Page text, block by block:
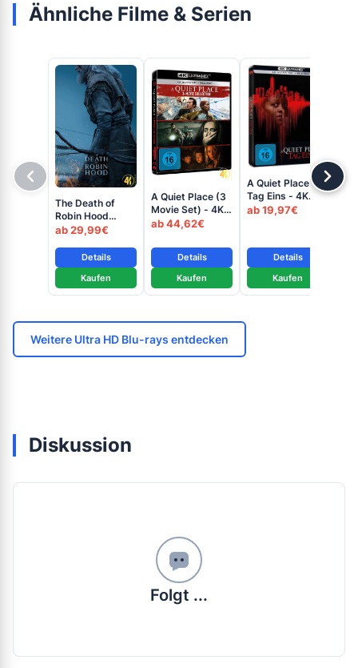
Ähnliche Filme & Serien
The Death of
Robin Hood
(Collector's
ray (UHD + Blu-
ray Disc)
ab 29,99€
Details
Kaufen
A Quiet Place (3
Movie Set) - 4K
Blu-ray (UHD +
ab 44,62€
Details
Kaufen
A Quiet Place:
Tag Eins - 4K
Steelbook B
ab 19,97€
Details
Kaufen
A
Weitere Ultra HD Blu-rays entdecken
Diskussion
Folgt ...